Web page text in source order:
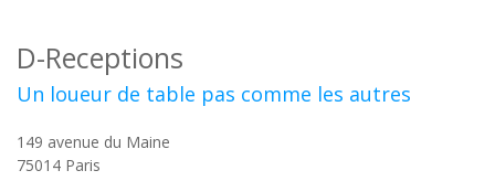
D-Receptions
Un loueur de table pas comme les autres
149 avenue du Maine
75014 Paris